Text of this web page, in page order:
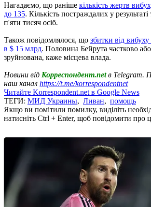
Нагадаємо, що раніше кількість жертв
до 135. Кількість постраждалих у результаті
п'яти тисяч осіб.
Також повідомлялося, що збитки від
в $ 15 млрд. Половина Бейрута частково
зруйнована, каже місцева влада.
Новини від Корреспондент.netв Telegram.
наш канал https://t.me/korrespondentnet
Читайте Korrespondent.net в Google News
ТЕГИ: МИД Украины, Ливан, помощь
Якщо ви помітили помилку, виділіть
натисніть Ctrl + Enter, щоб повідомити про